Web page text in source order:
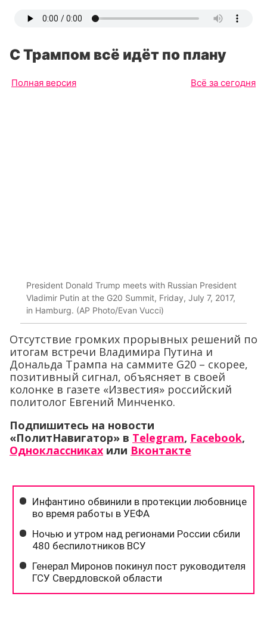
С Трампом всё идёт по плану
Полная версия Всё за сегодня
President Donald Trump meets with Russian President
Vladimir Putin at the G20 Summit, Friday, July 7, 2017,
in Hamburg. (AP Photo/Evan Vucci)
Отсутствие громких прорывных решений по
итогам встречи Владимира Путина и
Дональда Трампа на саммите G20 – скорее,
позитивный сигнал, объясняет в своей
колонке в газете «Известия» российский
политолог Евгений Минченко.
Подпишитесь на новости
«ПолитНавигатор» в Telegram, Facebook,
Одноклассниках или Вконтакте